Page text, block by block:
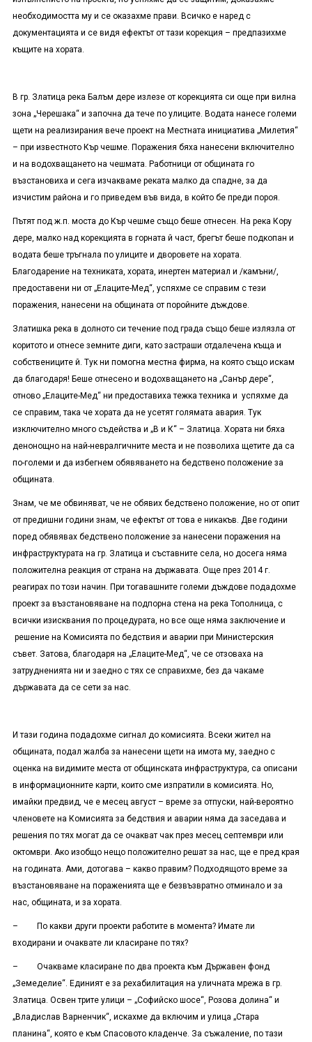
необходимостта му и се оказахме прави. Всичко е наред с
документацията и се видя ефектът от тази корекция – предпазихме
къщите на хората.
В гр. Златица река Балъм дере излезе от корекцията си още при вилна
зона „Черешака“ и започна да тече по улиците. Водата нанесе големи
щети на реализирания вече проект на Местната инициатива „Милетия“
– при известното Кър чешме. Поражения бяха нанесени включително
и на водохващането на чешмата. Работници от общината го
възстановиха и сега изчакваме реката малко да спадне, за да
изчистим района и го приведем във вида, в който бе преди пороя.
Пътят под ж.п. моста до Кър чешме също беше отнесен. На река Кору
дере, малко над корекцията в горната й част, брегът беше подкопан и
водата беше тръгнала по улиците и дворовете на хората.
Благодарение на техниката, хората, инертен материал и /камъни/,
предоставени ни от „Елаците-Мед“, успяхме се справим с тези
поражения, нанесени на общината от поройните дъждове.
Златишка река в долното си течение под града също беше излязла от
коритото и отнесе земните диги, като застраши отдалечена къща и
собствениците й. Тук ни помогна местна фирма, на която също искам
да благодаря! Беше отнесено и водохващането на „Санър дере“,
отново „Елаците-Мед“ ни предоставиха тежка техника и успяхме да
се справим, така че хората да не усетят голямата авария. Тук
изключително много съдейства и „В и К“ – Златица. Хората ни бяха
денонощно на най-невралгичните места и не позволиха щетите да са
по-големи и да избегнем обявяването на бедствено положение за
общината.
Знам, че ме обвиняват, че не обявих бедствено положение, но от опит
от предишни години знам, че ефектът от това е никакъв. Две години
поред обявявах бедствено положение за нанесени поражения на
инфраструктурата на гр. Златица и съставните села, но досега няма
положителна реакция от страна на държавата. Още през 2014 г.
реагирах по този начин. При тогавашните големи дъждове подадохме
проект за възстановяване на подпорна стена на река Тополница, с
всички изисквания по процедурата, но все още няма заключение и
решение на Комисията по бедствия и аварии при Министерския
съвет. Затова, благодаря на „Елаците-Мед“, че се отзоваха на
затрудненията ни и заедно с тях се справихме, без да чакаме
държавата да се сети за нас.
И тази година подадохме сигнал до комисията. Всеки жител на
общината, подал жалба за нанесени щети на имота му, заедно с
оценка на видимите места от общинската инфраструктура, са описани
в информационните карти, които сме изпратили в комисията. Но,
имайки предвид, че е месец август – време за отпуски, най-вероятно
членовете на Комисията за бедствия и аварии няма да заседава и
решения по тях могат да се очакват чак през месец септември или
октомври. Ако изобщо нещо положително решат за нас, ще е пред края
на годината. Ами, дотогава – какво правим? Подходящото време за
възстановяване на пораженията ще е безвъзвратно отминало и за
нас, общината, и за хората.
– По какви други проекти работите в момента? Имате ли
входирани и очаквате ли класиране по тях?
– Очакваме класиране по два проекта към Държавен фонд
„Земеделие“. Единият е за рехабилитация на уличната мрежа в гр.
Златица. Освен трите улици – „Софийско шосе“, Розова долина“ и
„Владислав Варненчик“, искахме да включим и улица „Стара
планина“, която е към Спасовото кладенче. За съжаление, по тази